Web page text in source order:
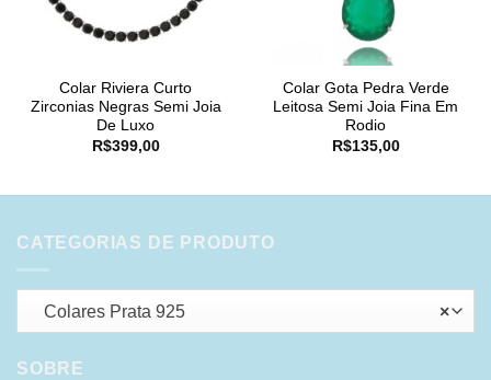
Colar Riviera Curto
Zirconias Negras Semi Joia
De Luxo
R$399,00
Colar Gota Pedra Verde
Leitosa Semi Joia Fina Em
Rodio
R$135,00
CATEGORIAS DE PRODUTO
×
Colares Prata 925
SOBRE